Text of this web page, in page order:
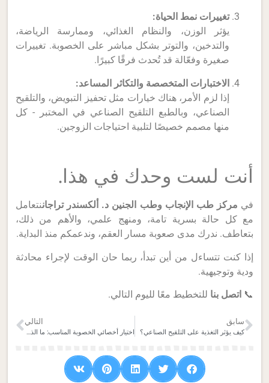
تغييرات نمط الحياة:
يؤثر الوزن، والنظام الغذائي، وممارسة الرياضة،
والتدخين، والتوتر بشكل مباشر على الخصوبة. تغييرات
صغيرة وفعّالة قد تُحدث فرقًا كبيرًا.
الاختبارات المتخصصة والتكاثر المساعد:
إذا لزم الأمر، هناك خيارات مثل تحفيز التبويض، والتلقيح
الصناعي، وبالطبع التلقيح الصناعي في المختبر - كل
منها مصمم خصيصًا لتلبية احتياجات الزوجين.
أنت لست وحدك في هذا.
في مركز طب الإنجاب وطب الجنين د. ألكسندر تراجاننتعامل
مع كل حالة بسرية تامة، ومنهج علمي، والأهم من ذلك،
بتعاطف. ندرك مدى صعوبة مسار العقم، وندعمكم منذ البداية.
إذا كنت تتساءل من أين تبدأ، ربما حان الوقت لإجراء محادثة
ودية وتوجيهية.
📞 اتصل بنا للتخطيط معًا لليوم التالي.
سابق
كيف يؤثر التغذية على التلقيح الصناعي؟
التالي